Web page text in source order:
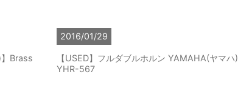
Brass
2016/01/29
【USED】フルダブルホルン YAMAHA(ヤマハ)
YHR-567